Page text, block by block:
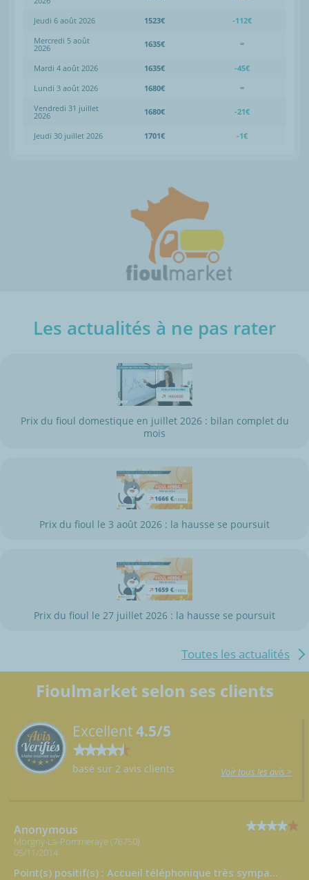
Jeudi 6 août 2026 1523€
-112€
Mercredi 5 août
2026 1635€ =
Mardi 4 août 2026 1635€
-45€
Lundi 3 août 2026
1680€
=
Vendredi 31 juillet
2026 1680€ -21€
Jeudi 30 juillet 2026 1701€ -1€
Les actualités à ne pas rater
Prix du fioul domestique en juillet 2026 : bilan complet du
mois
Prix du fioul le 3 août 2026 : la hausse se poursuit
Prix du fioul le 27 juillet 2026 : la hausse se poursuit
Toutes les actualités
Fioulmarket selon ses clients
Excellent4.5/5
basé sur 2 avis clients Voir tous les avis >
Anonymous
Morgny-La-Pommeraye (76750)
05/11/2014
Point(s) positif(s) : Accueil téléphonique très sympa...